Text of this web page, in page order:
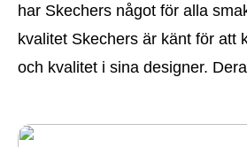
har Skechers något för alla
kvalitet Skechers är känt för att
och kvalitet i sina designer.